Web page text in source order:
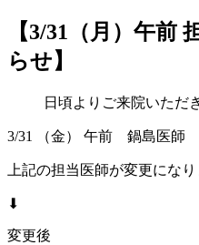
【3/31（月）午前
らせ】
日頃よりご来院いただ
3/31 （金） 午前 鍋島医師
上記の担当医師が変更にな
⬇︎
変更後